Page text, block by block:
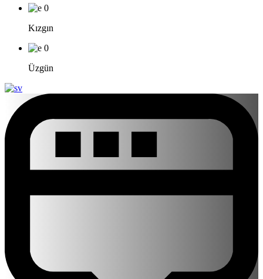
0
Kızgın
0
Üzgün